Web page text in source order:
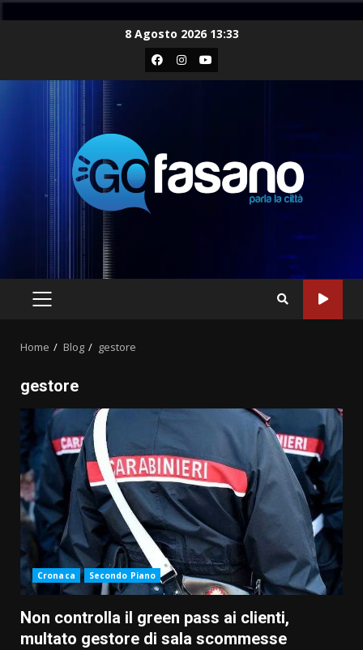
8 Agosto 2026 13:33
Facebook
Instagram
Youtube
PRIMARY
Home Blog gestore
gestore
Cronaca Secondo Piano
Non controlla il green pass ai clienti,
multato gestore di sala scommesse